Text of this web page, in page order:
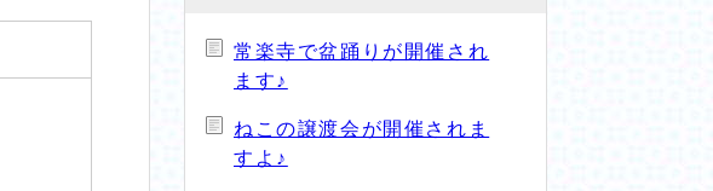
常楽寺で盆踊りが開催され
ます♪
ねこの譲渡会が開催されま
すよ♪